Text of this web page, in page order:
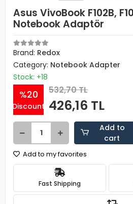
Asus VivoBook F102B,
Notebook Adaptör
Brand: Redox
Category: Notebook Adapter
Stock: +18
%20
Discount
532,70 TL
426,16 TL
Add to
cart
Add to my favorites
Fast Shipping